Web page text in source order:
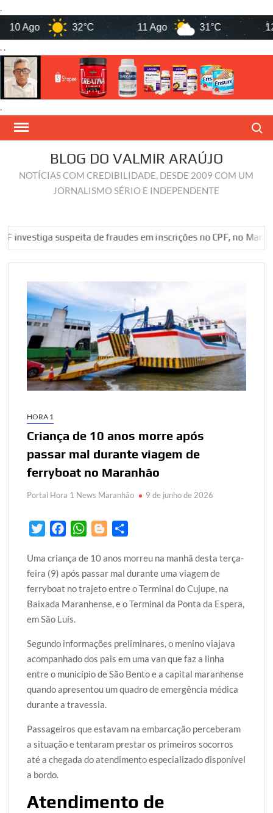
.
Ago 32°C 11 Ago 31°C 12
. .
.
Skip
BLOG DO VALMIR ARAÚJO
NOTÍCIAS COM CREDIBILIDADE, DESDE 2009 COM UM
JORNALISMO SÉRIO E INDEPENDENTE
suspeita de fraudes em inscrições no CPF, no Maranhão
HORA 1
Criança de 10 anos morre após
passar mal durante viagem de
ferryboat no Maranhão
Portal Hora 1 News Maranhão 9 de junho de 2026
i
t
t
e
r
c
e
b
o
o
k
W
a
t
s
A
p
o
g
g
e
a
r
e
Uma criança de 10 anos morreu na manhã desta terça-
feira (9) após passar mal durante uma viagem de
ferryboat no trajeto entre o Terminal do Cujupe, na
Baixada Maranhense, e o Terminal da Ponta da Espera,
em São Luís.
Segundo informações preliminares, o menino viajava
acompanhado dos pais em uma van que faz a linha
entre o município de São Bento e a capital maranhense
quando apresentou um quadro de emergência médica
durante a travessia.
Passageiros que estavam na embarcação perceberam
a situação e tentaram prestar os primeiros socorros
até a chegada do atendimento especializado disponível
a bordo.
Atendimento de